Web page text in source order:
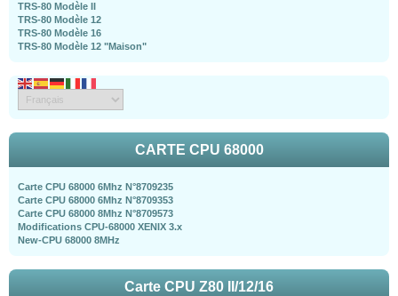
TRS-80 Modèle II
TRS-80 Modèle 12
TRS-80 Modèle 16
TRS-80 Modèle 12 "Maison"
CARTE CPU 68000
Carte CPU 68000 6Mhz N°8709235
Carte CPU 68000 6Mhz N°8709353
Carte CPU 68000 8Mhz N°8709573
Modifications CPU-68000 XENIX 3.x
New-CPU 68000 8MHz
Carte CPU Z80 II/12/16